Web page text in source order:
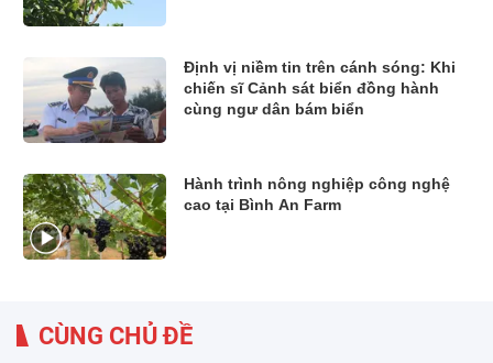
Định vị niềm tin trên cánh sóng: Khi
chiến sĩ Cảnh sát biển đồng hành
cùng ngư dân bám biển
Hành trình nông nghiệp công nghệ
cao tại Bình An Farm
CÙNG CHỦ ĐỀ